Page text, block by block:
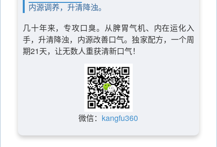
内源调养，升清降浊。
几十年来，专攻口臭。从脾胃气机、内在运化入
手，升清降浊，内源改善口气。独家配方，一个周
期21天，让无数人重获清新口气！
微信： kangfu360